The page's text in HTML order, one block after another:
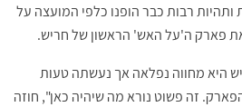
ותהיות רבות כבר הופנו כלפי המועצה על
פארק ה'על האש' הראשון של חריש.
היא מחווה נפלאה אך נעשתה טעות
זה פשוט נורא מה שיהיה כאן", חוזה